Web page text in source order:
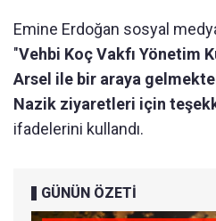
Emine Erdoğan sosyal
"Vehbi Koç Vakfı Yönetim
Arsel ile bir araya
Nazik ziyaretleri için
ifadelerini kullandı.
GÜNÜN ÖZETİ